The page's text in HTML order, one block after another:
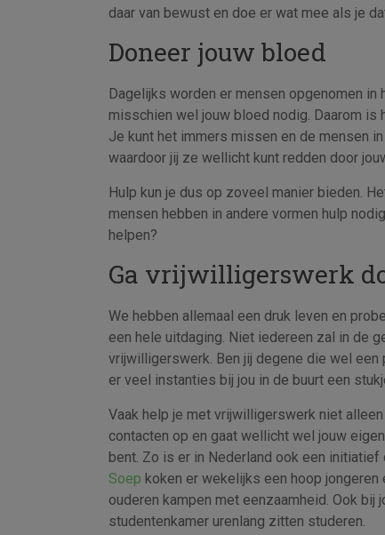
daar van bewust en doe er wat mee als je
Doneer jouw bloed
Dagelijks worden er mensen opgenomen
misschien wel jouw bloed nodig. Daarom is
Je kunt het immers missen en de mensen
waardoor jij ze wellicht kunt redden door
Hulp kun je dus op zoveel manier bieden.
mensen hebben in andere vormen hulp
helpen?
Ga vrijwilligerswerk
We hebben allemaal een druk leven en
een hele uitdaging. Niet iedereen zal in de
vrijwilligerswerk. Ben jij degene die wel een
er veel instanties bij jou in de buurt een
Vaak help je met vrijwilligerswerk niet
contacten op en gaat wellicht wel jouw
bent. Zo is er in Nederland ook een
Soep koken er wekelijks een hoop
ouderen kampen met eenzaamheid. Ook bij
studentenkamer urenlang zitten studeren.